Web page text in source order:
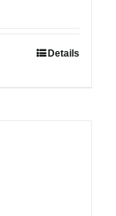
Details